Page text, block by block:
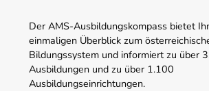
Der AMS-Ausbildungskompass bietet
einmaligen Überblick zum
Bildungssystem und informiert zu über
Ausbildungen und zu über 1.100
Ausbildungseinrichtungen.